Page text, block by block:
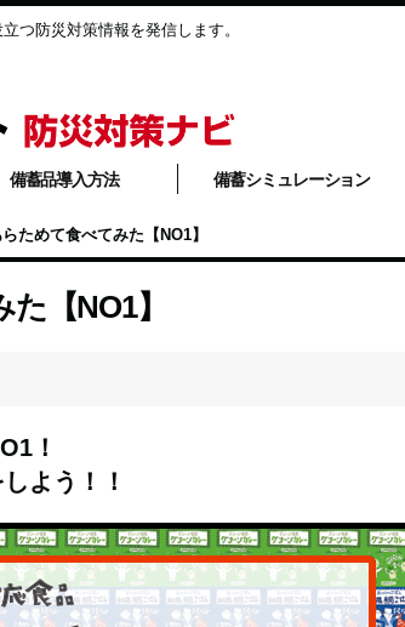
つ防災対策情報を発信します。
備蓄品導入方法 備蓄シミュレーション
ためて食べてみた【NO1】
【NO1】
！
よう！！